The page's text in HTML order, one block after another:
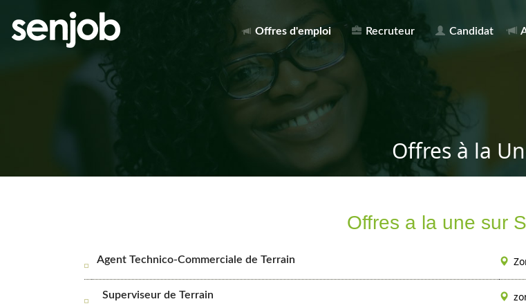
Offres d'emploi Recruteur Candidat
Offres à la
Offres a la une sur
Agent Technico-Commerciale de Terrain
Superviseur de Terrain